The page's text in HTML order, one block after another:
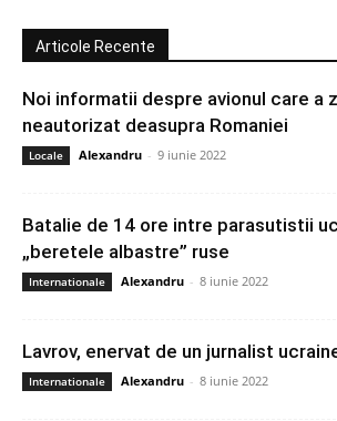
Articole Recente
Noi informatii despre avionul care a
neautorizat deasupra Romaniei
Locale Alexandru - 9 iunie 2022
Batalie de 14 ore intre parasutistii
„beretele albastre” ruse
Internationale Alexandru - 8 iunie 2022
Lavrov, enervat de un jurnalist
Internationale Alexandru - 8 iunie 2022